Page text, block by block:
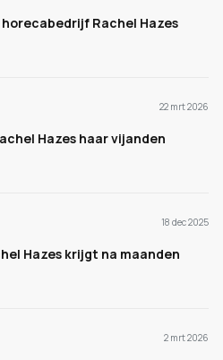
Rachel Hazes
22 mrt 2026
Hazes haar vijanden
18 dec 2025
Hazes krijgt na maanden
2 mrt 2026